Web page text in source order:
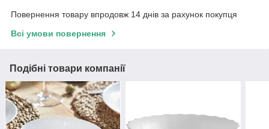
Повернення товару впродовж 14 днів за рахунок покупця
Всі умови повернення
Подібні товари компанії